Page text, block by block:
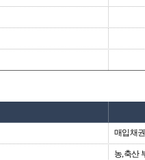
매입채
농,축산